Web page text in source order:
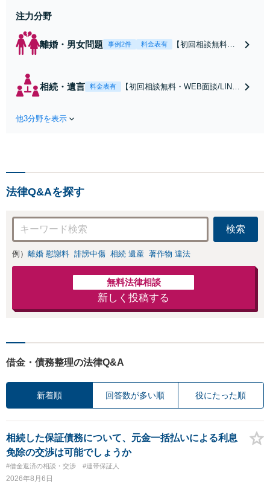
注力分野
離婚・男女問題 事例2件 料金表有
【初回相談無料・
倫の早期解決】
相続・遺言 料金表有
【初回相談無料・WEB面談/LINE
【地域密着】
他3分野を表示
法律Q&Aを探す
検索
例） 離婚 慰謝料 誹謗中傷 相続 遺産 著作物 違法
無料法律相談
新しく投稿する
借金・債務整理の法律Q&A
新着順 回答数が多い順 役にたった順
相続した保証債務について、元金一括払いによる利息
免除の交渉は可能でしょうか
#借金返済の相談・交渉 #連帯保証人
2026年8月6日